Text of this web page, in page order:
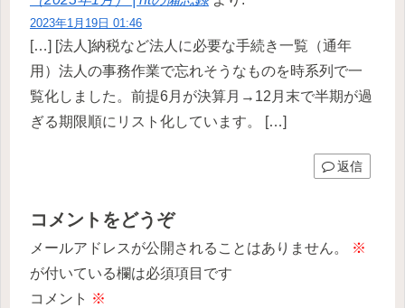
2023年1月19日 01:46
[…] [法人]納税など法人に必要な手続き一覧（通年
用）法人の事務作業で忘れそうなものを時系列で一
覧化しました。前提6月が決算月→12月末で半期が過
ぎる期限順にリスト化しています。 […]
返信
コメントをどうぞ
メールアドレスが公開されることはありません。
※
が付いている欄は必須項目です
コメント ※